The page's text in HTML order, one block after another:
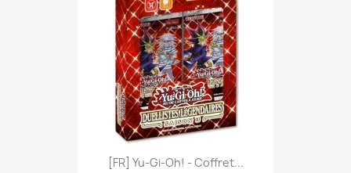
[FR] Yu-Gi-Oh! - Coffret...